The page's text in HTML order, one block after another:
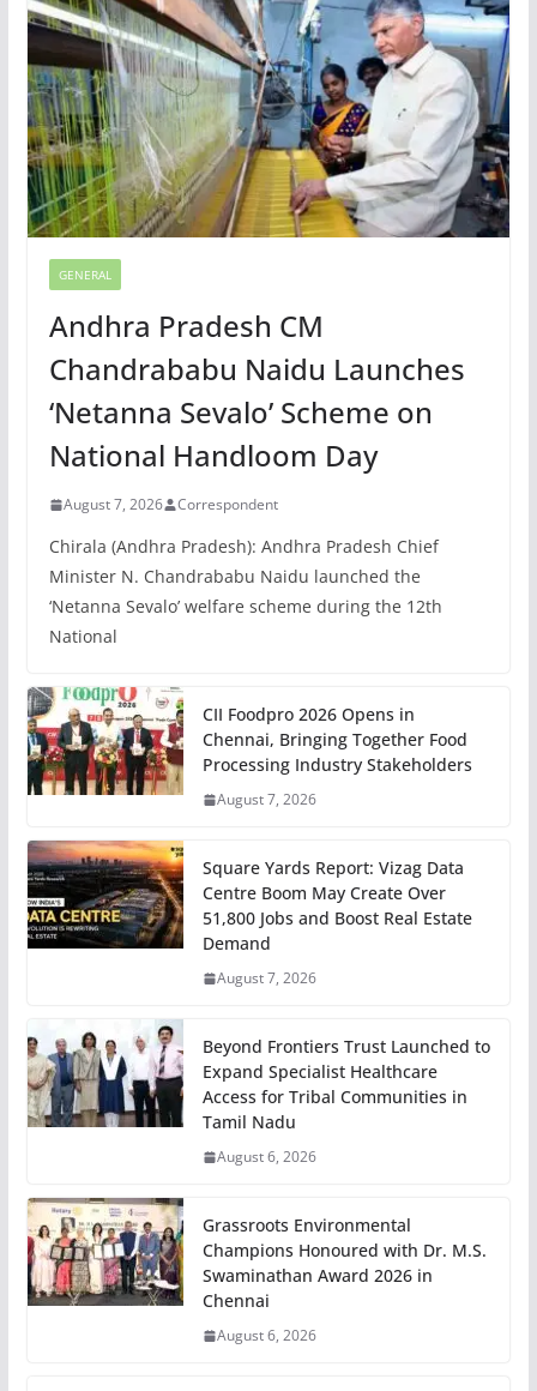
GENERAL
Andhra Pradesh CM
Chandrababu Naidu Launches
‘Netanna Sevalo’ Scheme on
National Handloom Day
August 7, 2026 Correspondent
Chirala (Andhra Pradesh): Andhra Pradesh Chief
Minister N. Chandrababu Naidu launched the
‘Netanna Sevalo’ welfare scheme during the 12th
National
CII Foodpro 2026 Opens in
Chennai, Bringing Together Food
Processing Industry Stakeholders
August 7, 2026
Square Yards Report: Vizag Data
Centre Boom May Create Over
51,800 Jobs and Boost Real Estate
Demand
August 7, 2026
Beyond Frontiers Trust Launched to
Expand Specialist Healthcare
Access for Tribal Communities in
Tamil Nadu
August 6, 2026
Grassroots Environmental
Champions Honoured with Dr. M.S.
Swaminathan Award 2026 in
Chennai
August 6, 2026